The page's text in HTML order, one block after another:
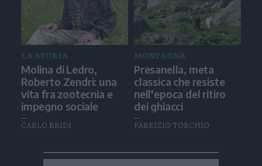
LA STORIA
Molina di Ledro,
Roberto Zendri: una
vita fra zootecnia e
impegno sociale
CARLO BRIDI
MONTAGNA
Presanella, meta
classica che resiste
nell'epoca del ritiro
dei ghiacci
FABRIZIO TORCHIO